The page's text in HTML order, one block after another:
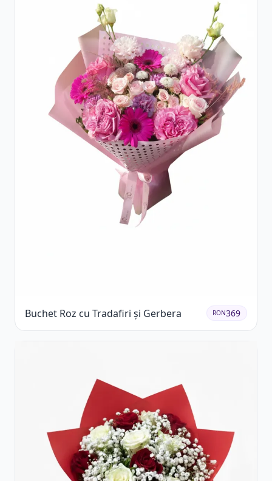
Buchet Roz cu Tradafiri și Gerbera RON369